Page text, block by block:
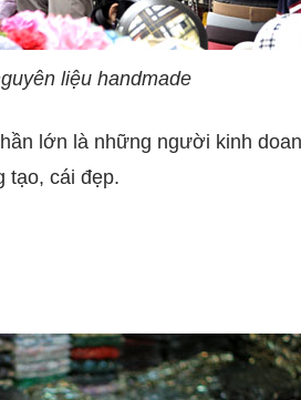
liệu handmade
lớn là những người kinh
tạo, cái đẹp.